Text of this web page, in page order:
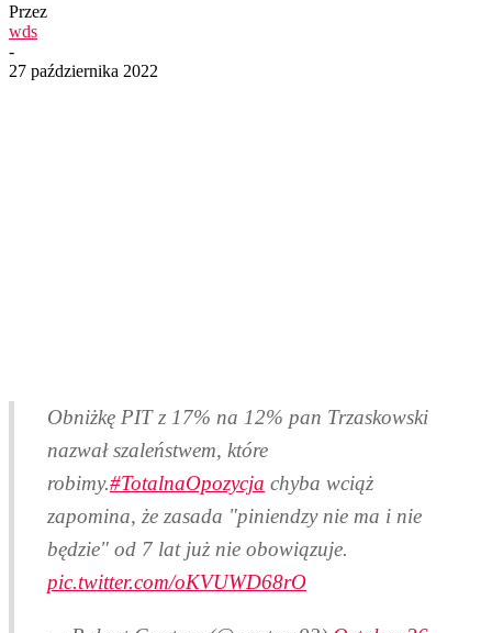
Przez
wds
-
27 października 2022
Obniżkę PIT z 17% na 12% pan Trzaskowski
nazwał szaleństwem, które
robimy.#TotalnaOpozycja chyba wciąż
zapomina, że zasada "piniendzy nie ma i nie
będzie" od 7 lat już nie obowiązuje.
pic.twitter.com/oKVUWD68rO